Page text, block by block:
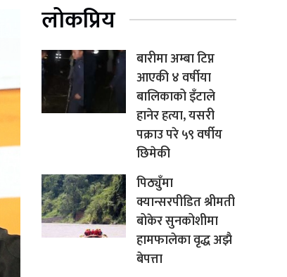
लोकप्रिय
बारीमा अम्बा टिप्न
आएकी ४ वर्षीया
बालिकाको इँटाले
हानेर हत्या, यसरी
पक्राउ परे ५९ वर्षीय
छिमेकी
पिठ्युँमा
क्यान्सरपीडित श्रीमती
बोकेर सुनकोशीमा
हामफालेका वृद्ध अझै
बेपत्ता